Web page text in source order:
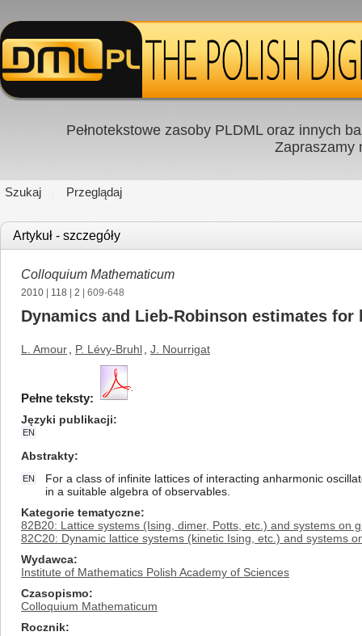
Pełnotekstowe zasoby PLDML oraz innych
Zapraszamy
Szukaj Przeglądaj
Artykuł - szczegóły
Colloquium Mathematicum
2010 118 2 | 609-648
Dynamics and Lieb-Robinson estimates
L. Amour P. Lévy-Bruhl J. Nourrigat
Pełne teksty:
Języki publikacji
EN
Abstrakty
EN
For a class of infinite lattices of interacting anharmonic
in a suitable algebra of observables.
Kategorie tematyczne
82B20: Lattice systems (Ising, dimer, Potts, etc.) and systems on
82C20: Dynamic lattice systems (kinetic Ising, etc.) and systems
Wydawca
Institute of Mathematics Polish Academy of Sciences
Czasopismo
Colloquium Mathematicum
Rocznik